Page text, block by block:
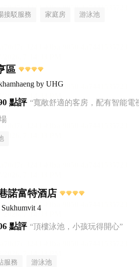
接駁服務 家庭房 游泳池
區
by UHG
點評 “寬敞舒適的客房，配有智能電
諾富特酒店
4
點評 “頂樓泳池，小孩玩得開心”
服務 游泳池